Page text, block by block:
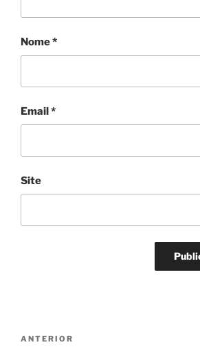
Nome*
Email*
Site
Conteúdo
ANTERIOR